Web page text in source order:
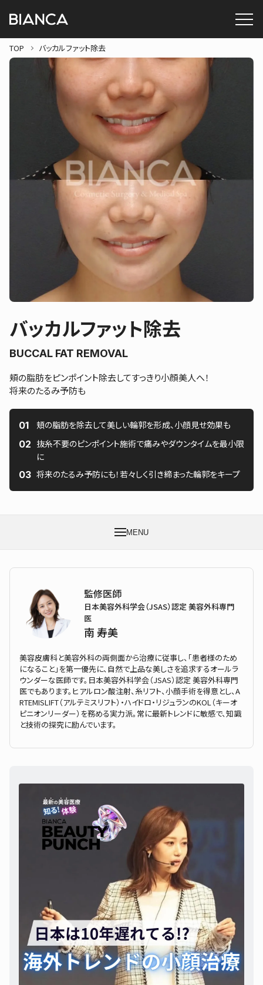
TOP バッカルファット除去
バッカルファット除去
BUCCAL FAT REMOVAL
頬の脂肪をピンポイント除去してすっきり小顔美人へ！
将来のたるみ予防も
頬の脂肪を除去して美しい輪郭を形成、小顔見せ効果も
抜糸不要のピンポイント施術で痛みやダウンタイムを最小限
に
将来のたるみ予防にも！若々しく引き締まった輪郭をキープ
MENU
監修医師
日本美容外科学会（JSAS）認定 美容外科専門
医
南 寿美
美容皮膚科と美容外科の両側面から治療に従事し、「患者様のため
になること」を第一優先に、自然で上品な美しさを追求するオールラ
ウンダーな医師です。日本美容外科学会（JSAS）認定 美容外科専門
医でもあります。ヒアルロン酸注射、糸リフト、小顔手術を得意とし、A
RTEMISLIFT（アルテミスリフト）・ハイドロ・リジュランのKOL（キーオ
ピニオンリーダー）を務める実力派。常に最新トレンドに敏感で、知識
と技術の探究に励んでいます。